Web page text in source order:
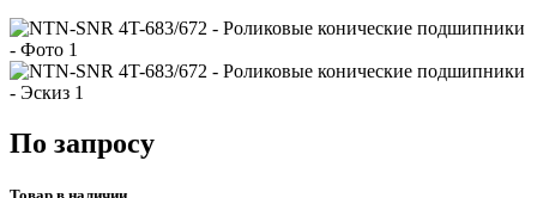
По запросу